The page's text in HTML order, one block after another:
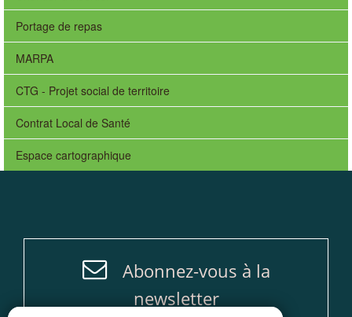
Portage de repas
MARPA
CTG - Projet social de territoire
Contrat Local de Santé
Espace cartographique
Abonnez-vous à la
newsletter